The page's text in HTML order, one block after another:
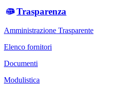
Trasparenza
Amministrazione Trasparente
Elenco fornitori
Documenti
Modulistica